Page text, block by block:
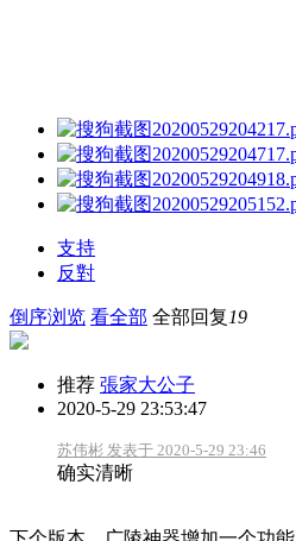
支持
反對
倒序浏览 看全部 全部回复 19
推荐 張家大公子
2020-5-29 23:53:47
苏伟彬 发表于 2020-5-29 23:46
确实清晰